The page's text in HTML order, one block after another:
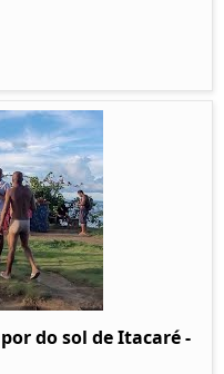
do sol de Itacaré -